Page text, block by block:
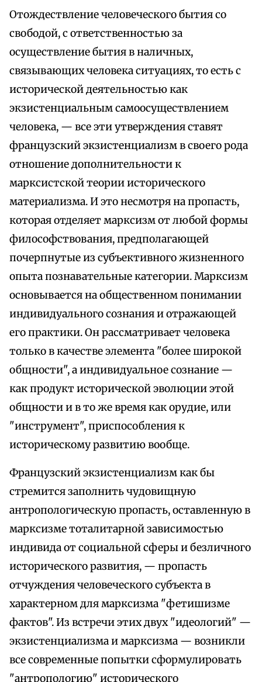
Отождествление человеческого бытия со
свободой, с ответственностью за
осуществление бытия в наличных,
связывающих человека ситуациях, то есть с
исторической деятельностью как
экзистенциальным самоосуществлением
человека, — все эти утверждения ставят
французский экзистенциализм в своего рода
отношение дополнительности к
марксистской теории исторического
материализма. И это несмотря на пропасть,
которая отделяет марксизм от любой формы
философствования, предполагающей
почерпнутые из субъективного жизненного
опыта познавательные категории. Марксизм
основывается на общественном понимании
индивидуального сознания и отражающей
его практики. Он рассматривает человека
только в качестве элемента "более широкой
общности", а индивидуальное сознание —
как продукт исторической эволюции этой
общности и в то же время как орудие, или
"инструмент", приспособления к
историческому развитию вообще.
Французский экзистенциализм как бы
стремится заполнить чудовищную
антропологическую пропасть, оставленную в
марксизме тоталитарной зависимостью
индивида от социальной сферы и безличного
исторического развития, — пропасть
отчуждения человеческого субъекта в
характерном для марксизма "фетишизме
фактов". Из встречи этих двух "идеологий" —
экзистенциализма и марксизма — возникли
все современные попытки сформулировать
"антропологию" исторического